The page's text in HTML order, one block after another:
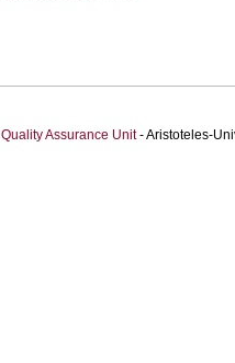
Quality Assurance Unit- Aristoteles-